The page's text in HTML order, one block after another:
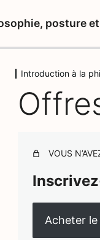
posture
Introduction à la
VOUS
Acheter